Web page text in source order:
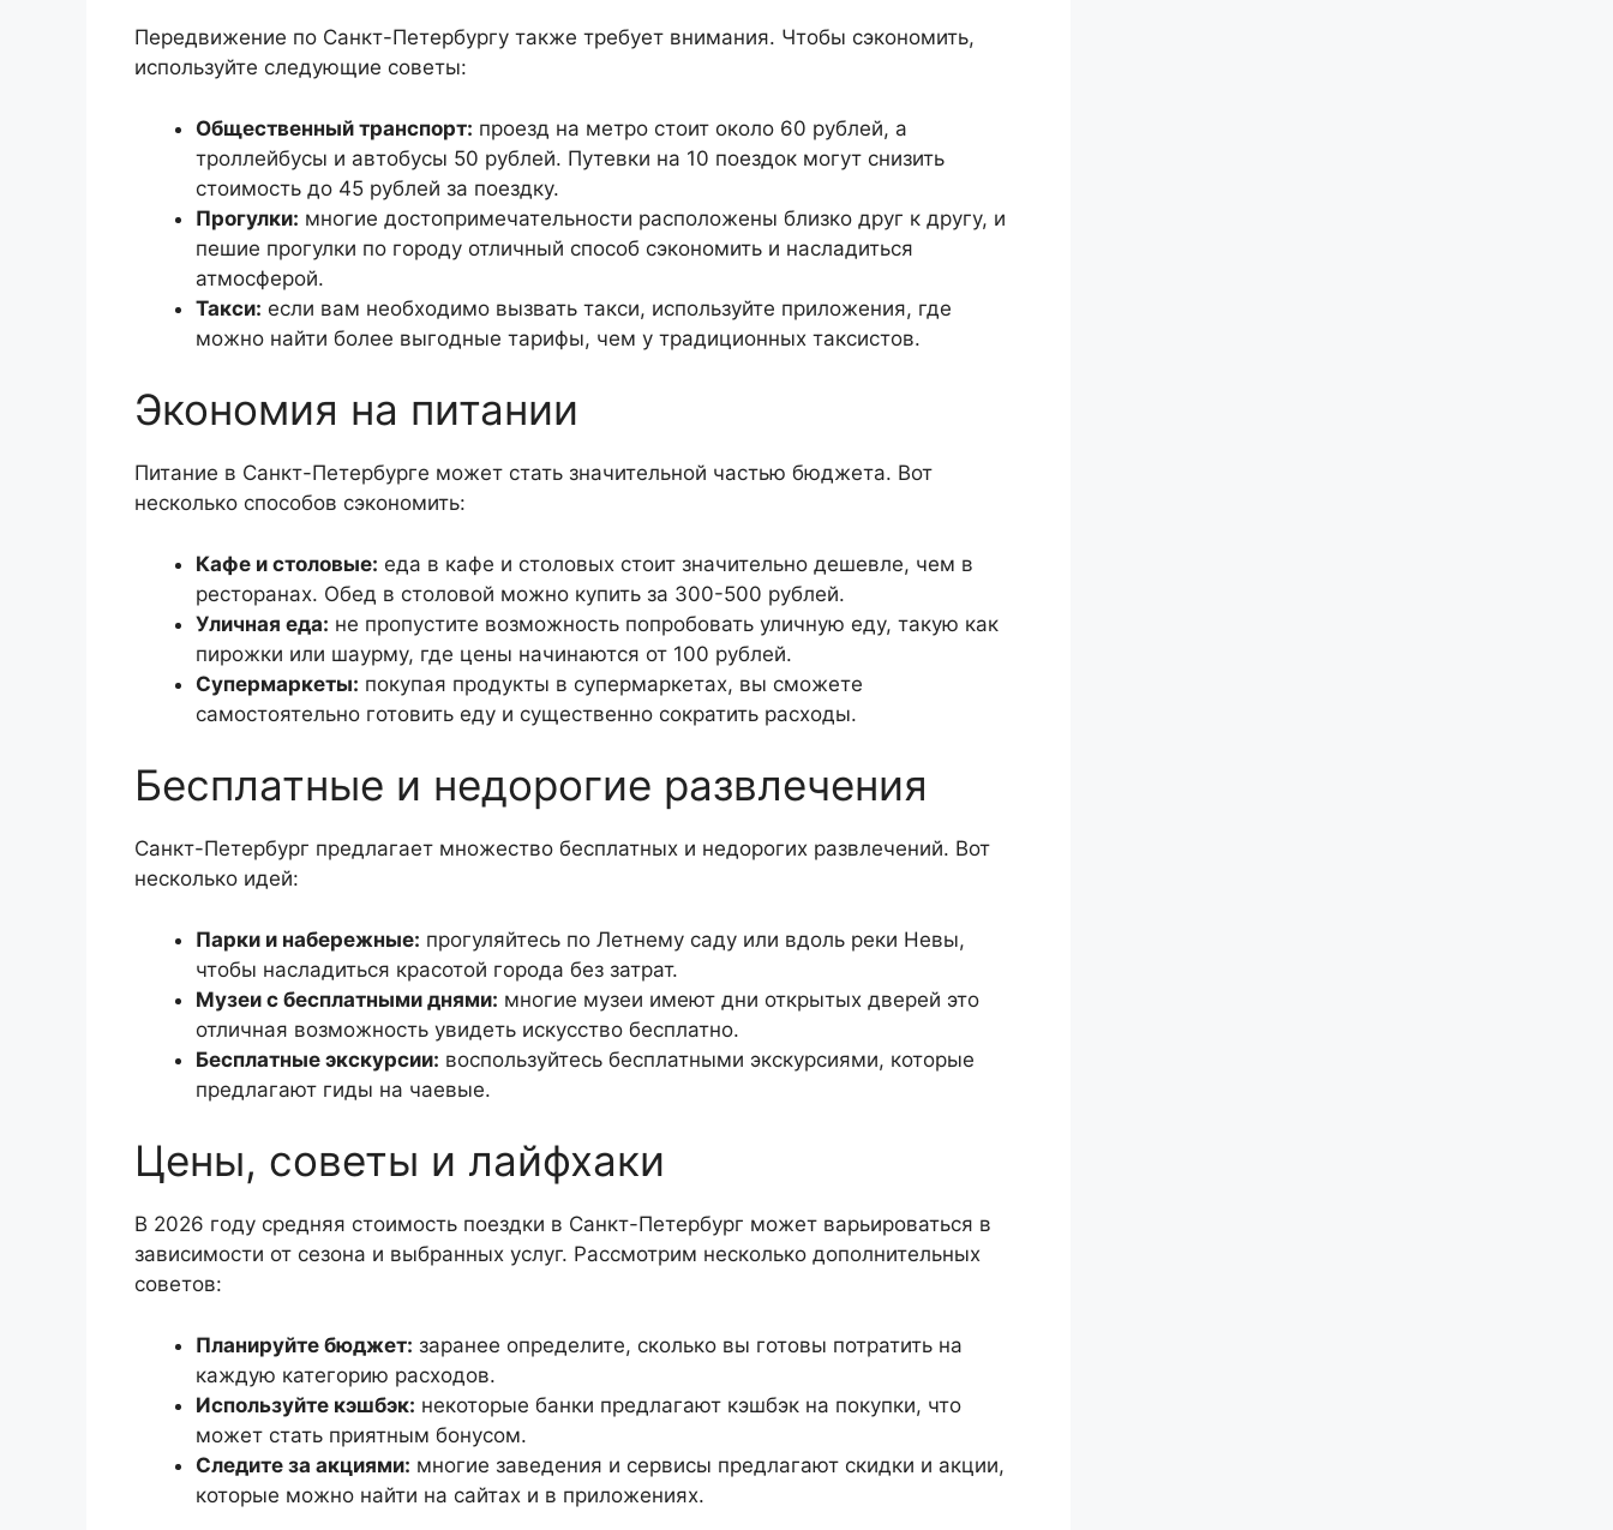
Передвижение по Санкт-Петербургу также требует внимания. Чтобы сэкономить,
используйте следующие советы:
Общественный транспорт: проезд на метро стоит около 60 рублей, а
троллейбусы и автобусы 50 рублей. Путевки на 10 поездок могут снизить
стоимость до 45 рублей за поездку.
Прогулки: многие достопримечательности расположены близко друг к другу, и
пешие прогулки по городу отличный способ сэкономить и насладиться
атмосферой.
Такси: если вам необходимо вызвать такси, используйте приложения, где
можно найти более выгодные тарифы, чем у традиционных таксистов.
Экономия на питании
Питание в Санкт-Петербурге может стать значительной частью бюджета. Вот
несколько способов сэкономить:
Кафе и столовые: еда в кафе и столовых стоит значительно дешевле, чем в
ресторанах. Обед в столовой можно купить за 300-500 рублей.
Уличная еда: не пропустите возможность попробовать уличную еду, такую как
пирожки или шаурму, где цены начинаются от 100 рублей.
Супермаркеты: покупая продукты в супермаркетах, вы сможете
самостоятельно готовить еду и существенно сократить расходы.
Бесплатные и недорогие развлечения
Санкт-Петербург предлагает множество бесплатных и недорогих развлечений. Вот
несколько идей:
Парки и набережные: прогуляйтесь по Летнему саду или вдоль реки Невы,
чтобы насладиться красотой города без затрат.
Музеи с бесплатными днями: многие музеи имеют дни открытых дверей это
отличная возможность увидеть искусство бесплатно.
Бесплатные экскурсии: воспользуйтесь бесплатными экскурсиями, которые
предлагают гиды на чаевые.
Цены, советы и лайфхаки
В 2026 году средняя стоимость поездки в Санкт-Петербург может варьироваться в
зависимости от сезона и выбранных услуг. Рассмотрим несколько дополнительных
советов:
Планируйте бюджет: заранее определите, сколько вы готовы потратить на
каждую категорию расходов.
Используйте кэшбэк: некоторые банки предлагают кэшбэк на покупки, что
может стать приятным бонусом.
Следите за акциями: многие заведения и сервисы предлагают скидки и акции,
которые можно найти на сайтах и в приложениях.